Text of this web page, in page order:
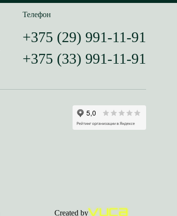
Телефон
+375 (29) 991-11-91
+375 (33) 991-11-91
Created by